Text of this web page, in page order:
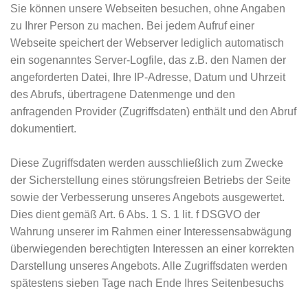
Sie können unsere Webseiten besuchen, ohne Angaben
zu Ihrer Person zu machen. Bei jedem Aufruf einer
Webseite speichert der Webserver lediglich automatisch
ein sogenanntes Server-Logfile, das z.B. den Namen der
angeforderten Datei, Ihre IP-Adresse, Datum und Uhrzeit
des Abrufs, übertragene Datenmenge und den
anfragenden Provider (Zugriffsdaten) enthält und den Abruf
dokumentiert.
Diese Zugriffsdaten werden ausschließlich zum Zwecke
der Sicherstellung eines störungsfreien Betriebs der Seite
sowie der Verbesserung unseres Angebots ausgewertet.
Dies dient gemäß Art. 6 Abs. 1 S. 1 lit. f DSGVO der
Wahrung unserer im Rahmen einer Interessensabwägung
überwiegenden berechtigten Interessen an einer korrekten
Darstellung unseres Angebots. Alle Zugriffsdaten werden
spätestens sieben Tage nach Ende Ihres Seitenbesuchs